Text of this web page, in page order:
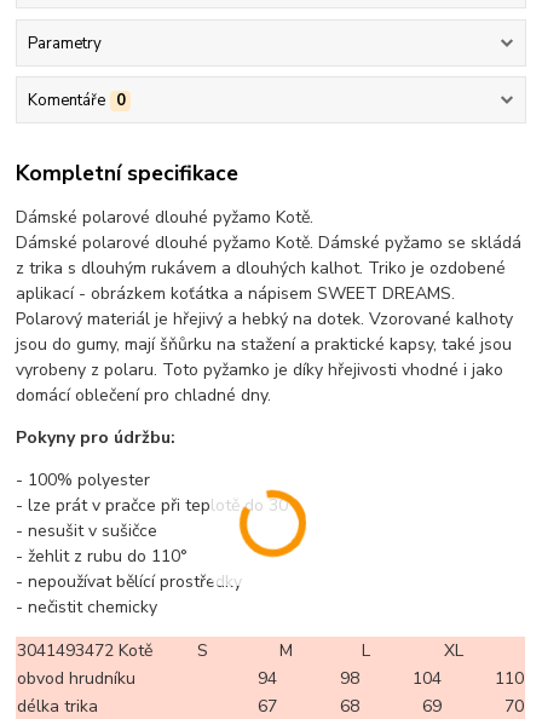
Parametry
Komentáře 0
Kompletní specifikace
Dámské polarové dlouhé pyžamo Kotě.
Dámské polarové dlouhé pyžamo Kotě. Dámské pyžamo se skládá
z trika s dlouhým rukávem a dlouhých kalhot. Triko je ozdobené
aplikací - obrázkem koťátka a nápisem SWEET DREAMS.
Polarový materiál je hřejivý a hebký na dotek. Vzorované kalhoty
jsou do gumy, mají šňůrku na stažení a praktické kapsy, také jsou
vyrobeny z polaru. Toto pyžamko je díky hřejivosti vhodné i jako
domácí oblečení pro chladné dny.
Pokyny pro údržbu:
- 100% polyester
- lze prát v pračce při teplotě do 30°
- nesušit v sušičce
- žehlit z rubu do 110°
- nepoužívat bělící prostředky
- nečistit chemicky
3041493472 Kotě
S M L
XL
obvod hrudníku
94 98 104
110
délka trika
67 68 69
70